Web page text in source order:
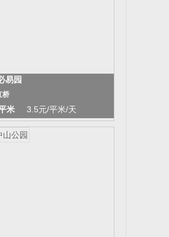
易园
桥
米 3.5元/平米/天